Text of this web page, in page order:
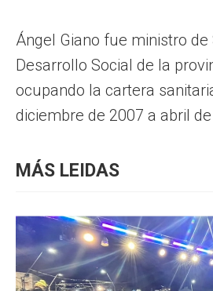
Ángel Giano fue ministro de
Desarrollo Social de la
ocupando la cartera
diciembre de 2007 a abril
MÁS LEIDAS